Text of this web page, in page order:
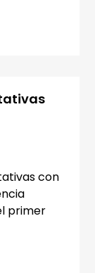
con
primer